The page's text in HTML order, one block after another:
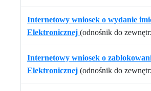
Internetowy wniosek o wydanie
Elektronicznej (odnośnik do
Internetowy wniosek o
Elektronicznej (odnośnik do